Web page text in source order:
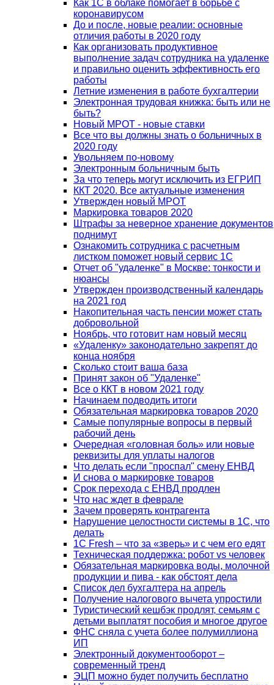
Как 1С в облаке помогает в борьбе с
коронавирусом
До и после, новые реалии: основные
отличия работы в 2020 году
Как организовать продуктивное
выполнение задач сотрудника на удаленке
и правильно оценить эффективность его
работы
Летние изменения в работе бухгалтерии
Электронная трудовая книжка: быть или не
быть?
Новый МРОТ - новые ставки
Все что вы должны знать о больничных в
2020 году
Увольняем по-новому
Электронным больничным быть
За что теперь могут исключить из ЕГРИП
ККТ 2020. Все актуальные изменения
Утвержден новый МРОТ
Маркировка товаров 2020
Штрафы за неверное хранение документов
поднимут
Ознакомить сотрудника с расчетным
листком поможет новый сервис 1С
Отчет об "удаленке" в Москве: тонкости и
нюансы
Утвержден производственный календарь
на 2021 год
Накопительная часть пенсии может стать
добровольной
Ноябрь, что готовит нам новый месяц
«Удаленку» законодательно закрепят до
конца ноября
Сколько стоит ваша база
Принят закон об "Удаленке"
Все о ККТ в новом 2021 году
Начинаем подводить итоги
Обязательная маркировка товаров 2020
Самые популярные вопросы в первый
рабочий день
Очередная «головная боль» или новые
реквизиты для уплаты налогов
Что делать если "проспал" смену ЕНВД
И снова о маркировке товаров
Срок перехода с ЕНВД продлен
Что нас ждет в феврале
Зачем проверять контрагента
Нарушение целостности системы в 1С, что
делать
1С Fresh – что за «зверь» и с чем его едят
Техническая поддержка: робот vs человек
Обязательная маркировка воды, молочной
продукции и пива - как обстоят дела
Список дел бухгалтера на апрель
Получение налогового вычета упростили
Туристический кешбэк продлят, семьям с
детьми выплатят пособия и многое другое
ФНС сняла с учета более полумиллиона
ИП
Электронный документооборот –
современный тренд
ЭЦП можно будет получить бесплатно